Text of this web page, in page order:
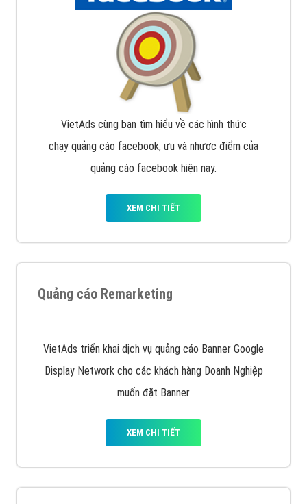
Google Ads là hình thức quảng cáo của Google được
tài trợ có chữ Ad gồm 4 ví trí trên cùng và 3 vị trí
dưới cùng
Quảng cáo trên Facebook
VietAds cùng bạn tìm hiểu về các hình thức
chạy quảng cáo facebook, ưu và nhược điểm của